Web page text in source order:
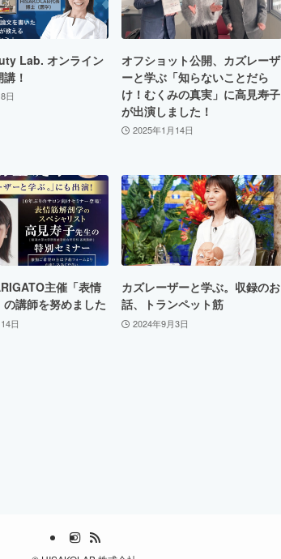
Lab. オンライン
！
日
オフショット公開、カズレーザ
ーと学ぶ「知らないことだら
け！むくみの真実」に高見寿子
が出演しました！
2025年1月14日
主催「表情
講師を努めました
日
カズレーザーと学ぶ。収録のお
話、トランペット筋
2024年9月3日